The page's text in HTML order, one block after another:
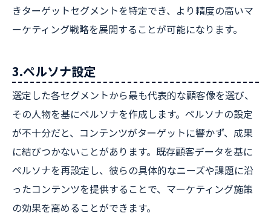
きターゲットセグメントを特定でき、より精度の高いマ
ーケティング戦略を展開することが可能になります。
3.ペルソナ設定
選定した各セグメントから最も代表的な顧客像を選び、
その人物を基にペルソナを作成します。ペルソナの設定
が不十分だと、コンテンツがターゲットに響かず、成果
に結びつかないことがあります。既存顧客データを基に
ペルソナを再設定し、彼らの具体的なニーズや課題に沿
ったコンテンツを提供することで、マーケティング施策
の効果を高めることができます。